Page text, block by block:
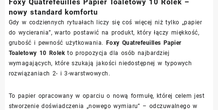
nowy standard komfortu
Gdy w codziennych rytuałach liczy się coś więcej niż tylko „papier
do wycierania”, warto postawić na produkt, który łączy miękkość,
grubość i pewność użytkowania. Foxy Quatrefeuilles Papier
Toaletowy 10 Rolek to propozycja dla osób najbardziej
wymagających, które szukają jakości niedostępnej w typowych
rozwiązaniach 2- i 3-warstwowych.
To papier opracowany w oparciu o nową formułę, której celem jest
stworzenie doświadczenia „nowego wymiaru” – odczuwalnego w